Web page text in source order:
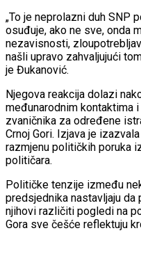
„To je neprolazni duh SNP
osuđuje, ako ne sve, onda
nezavisnosti,
našli upravo zahvaljujući
je Đukanović.
Njegova reakcija dolazi
međunarodnim kontaktima
zvaničnika za određene
Crnoj Gori. Izjava je
razmjenu političkih poruka
političara.
Političke tenzije između
predsjednika nastavljaju
njihovi različiti pogledi na
Gora sve češće reflektuju